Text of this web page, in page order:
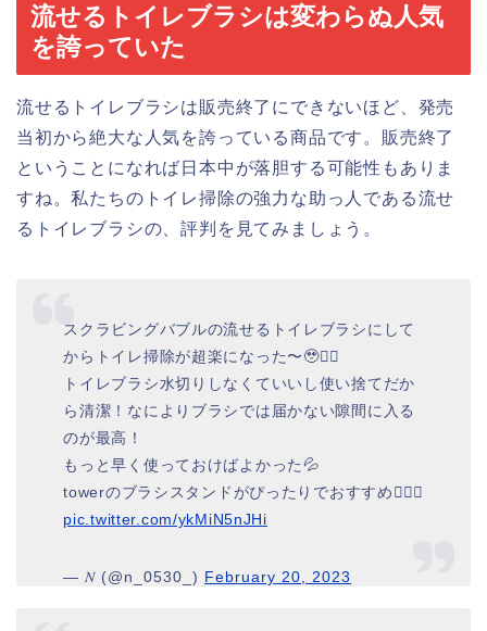
流せるトイレブラシは変わらぬ人気
を誇っていた
流せるトイレブラシは販売終了にできないほど、発売
当初から絶大な人気を誇っている商品です。販売終了
ということになれば日本中が落胆する可能性もありま
すね。私たちのトイレ掃除の強力な助っ人である流せ
るトイレブラシの、評判を見てみましょう。
スクラビングバブルの流せるトイレブラシにして
からトイレ掃除が超楽になった〜🥹👌🏻
トイレブラシ水切りしなくていいし使い捨てだか
ら清潔！なによりブラシでは届かない隙間に入る
のが最高！
もっと早く使っておけばよかった💦
towerのブラシスタンドがぴったりでおすすめ🙆🏻‍♀️
pic.twitter.com/ykMiN5nJHi
— 𝑁 (@n_0530_) February 20, 2023